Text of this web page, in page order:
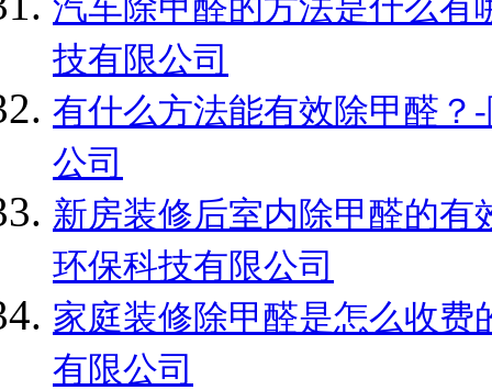
汽车除甲醛的方法是什么有
技有限公司
有什么方法能有效除甲醛？
公司
新房装修后室内除甲醛的
环保科技有限公司
家庭装修除甲醛是怎么收
有限公司